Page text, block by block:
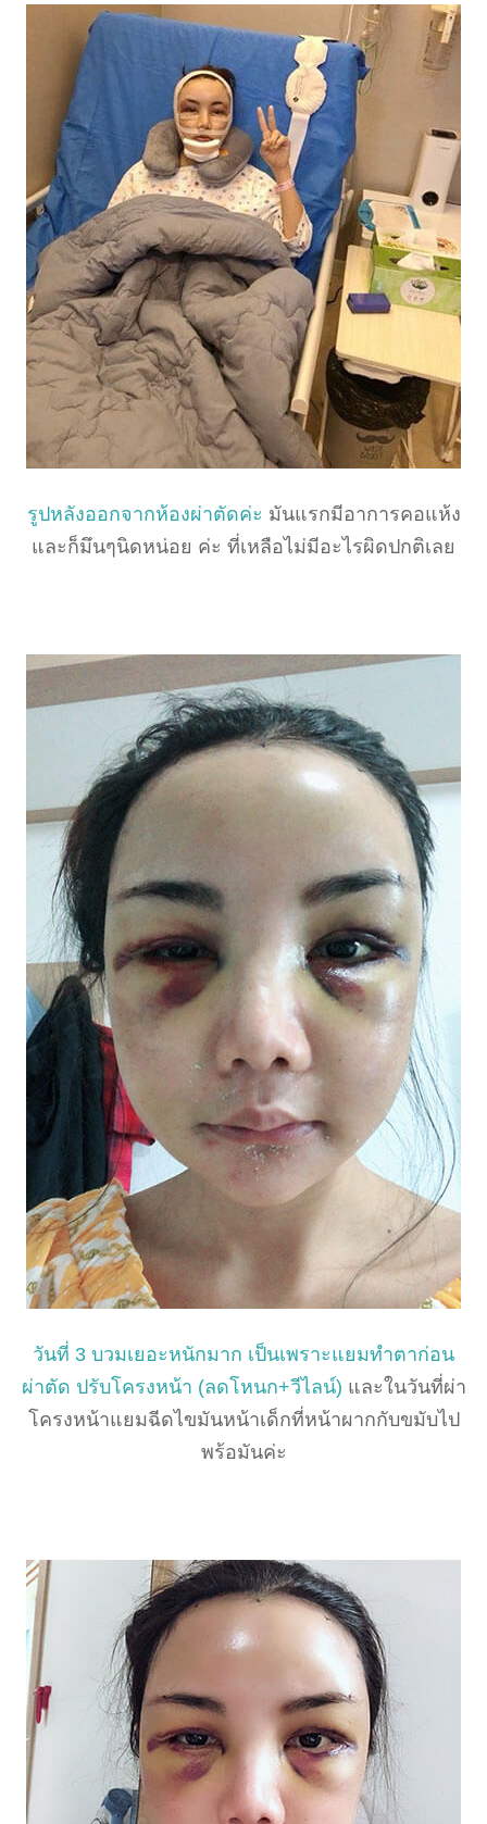
รูปหลังออกจากห้องผ่าตัดค่ะ มันแรกมีอาการคอแห้ง
และก็มึนๆนิดหน่อย ค่ะ ที่เหลือไม่มีอะไรผิดปกติเลย
วันที่ 3 บวมเยอะหนักมาก เป็นเพราะแยมทำตาก่อน
ผ่าตัด ปรับโครงหน้า (ลดโหนก+วีไลน์) และในวันที่ผ่า
โครงหน้าแยมฉีดไขมันหน้าเด็กที่หน้าผากกับขมับไป
พร้อมันค่ะ